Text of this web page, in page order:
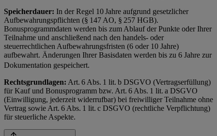
Speicherdauer: In der Regel 10 Jahre aufgrund gesetzlicher
Aufbewahrungspflichten (§ 147 AO, § 257 HGB).
Bonusprogrammdaten werden bis zum Ablauf der Punkte oder Ihrer
Teilnahme und anschließend nach den handels- oder
steuerrechtlichen Aufbewahrungsfristen (6 oder 10 Jahre)
aufbewahrt. Änderungen Ihrer Basisdaten werden bis zu 6 Jahre zur
Dokumentation gespeichert.
Rechtsgrundlagen: Art. 6 Abs. 1 lit. b DSGVO (Vertragserfüllung)
für Kauf und Bonusprogramm bzw. Art. 6 Abs. 1 lit. a DSGVO
(Einwilligung, jederzeit widerrufbar) bei freiwilliger Teilnahme ohne
Vertrag sowie Art. 6 Abs. 1 lit. c DSGVO (rechtliche Verpflichtung)
für steuerliche Aspekte.